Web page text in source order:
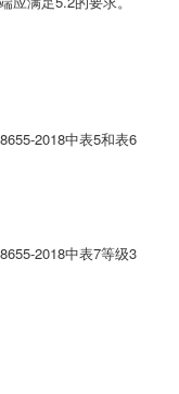
2018中表5和表6
2018中表7等级3